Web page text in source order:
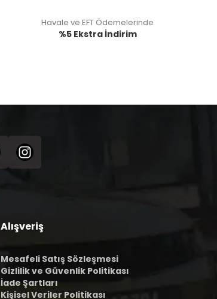
Havale ve EFT Ödemelerinde
%5 Ekstra İndirim
Alışveriş
Mesafeli Satış Sözleşmesi
Gizlilik ve Güvenlik Politikası
İade Şartları
Kişisel Veriler Politikası